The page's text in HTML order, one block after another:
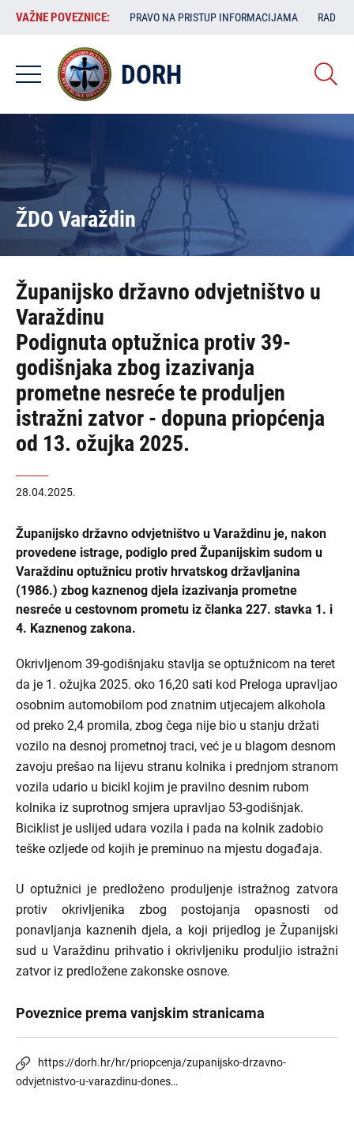
Skoči
sadržaj
VAŽNE
POVEZNICE:
VAŽNE POVEZNICE: PRAVO NA PRISTUP INFORMACIJAMA RAD
DORH
ŽDO Varaždin
Županijsko državno odvjetništvo u
Varaždinu
Podignuta optužnica protiv 39-
godišnjaka zbog izazivanja
prometne nesreće te produljen
istražni zatvor - dopuna priopćenja
od 13. ožujka 2025.
28.04.2025.
Županijsko državno odvjetništvo u Varaždinu je, nakon
provedene istrage, podiglo pred Županijskim sudom u
Varaždinu optužnicu protiv hrvatskog državljanina
(1986.) zbog kaznenog djela izazivanja prometne
nesreće u cestovnom prometu iz članka 227. stavka 1. i
4. Kaznenog zakona.
Okrivljenom 39-godišnjaku stavlja se optužnicom na teret
da je 1. ožujka 2025. oko 16,20 sati kod Preloga upravljao
osobnim automobilom pod znatnim utjecajem alkohola
od preko 2,4 promila, zbog čega nije bio u stanju držati
vozilo na desnoj prometnoj traci, već je u blagom desnom
zavoju prešao na lijevu stranu kolnika i prednjom stranom
vozila udario u bicikl kojim je pravilno desnim rubom
kolnika iz suprotnog smjera upravljao 53-godišnjak.
Biciklist je uslijed udara vozila i pada na kolnik zadobio
teške ozljede od kojih je preminuo na mjestu događaja.
U optužnici je predloženo produljenje istražnog zatvora
protiv okrivljenika zbog postojanja opasnosti od
ponavljanja kaznenih djela, a koji prijedlog je Županijski
sud u Varaždinu prihvatio i okrivljeniku produljio istražni
zatvor iz predložene zakonske osnove.
Poveznice prema vanjskim stranicama
https://dorh.hr/hr/priopcenja/zupanijsko-drzavno-
odvjetnistvo-u-varazdinu-dones…